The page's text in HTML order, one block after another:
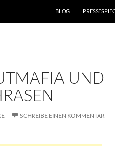
BLOG
UND
SCHREIBE EINEN KOMMENTAR